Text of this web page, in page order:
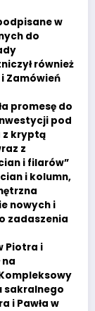
w
do
również
Zamówień
promesę do
pod
z kryptą
z
i filarów”
i kolumn,
nowych i
zadaszenia
Piotra i
na
sakralnego
i Pawła w